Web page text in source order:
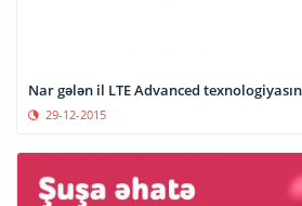
Nar gələn il LTE Advanced
29-12-2015